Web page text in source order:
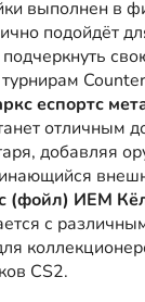
выполнен в
подойдёт
подчеркнуть
турнирам
еспортс
отличным
добавляя
(фойл) ИЕМ
с
CS2.